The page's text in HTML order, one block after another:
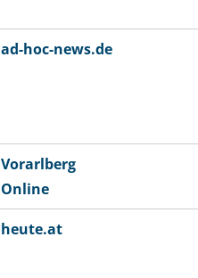
ad-hoc-news.de
Vorarlberg
Online
heute.at